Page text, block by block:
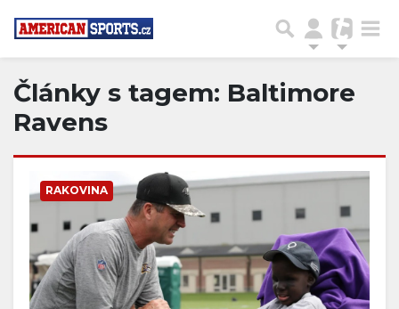
Články s tagem: Baltimore
Ravens
RAKOVINA